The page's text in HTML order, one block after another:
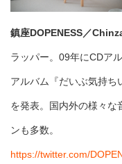
鎮座DOPENESS／
ラッパー。09年にCDア
アルバム『だいぶ気持ち
を発表。国内外の様々な
ンも多数。
https://twitter.com/